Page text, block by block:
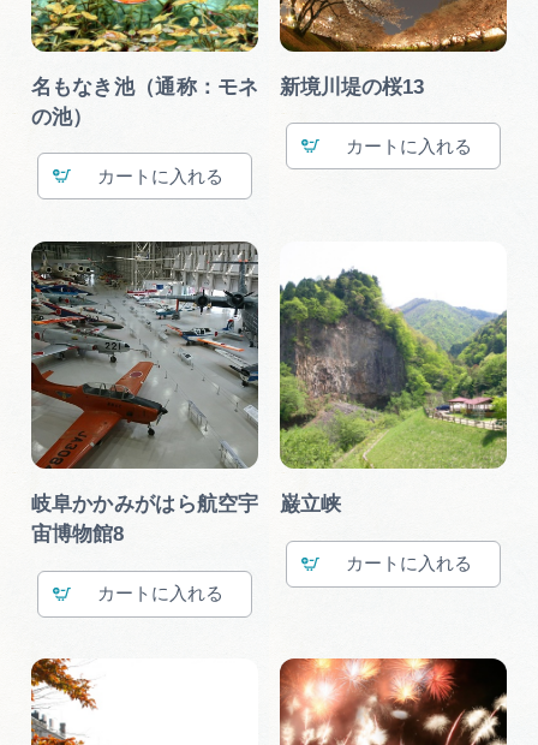
名もなき池（通称：モネ
の池）
カート
新境川堤の桜13
カート
岐阜かかみがはら航空宇
宙博物館8
カート
巌立峡
カート